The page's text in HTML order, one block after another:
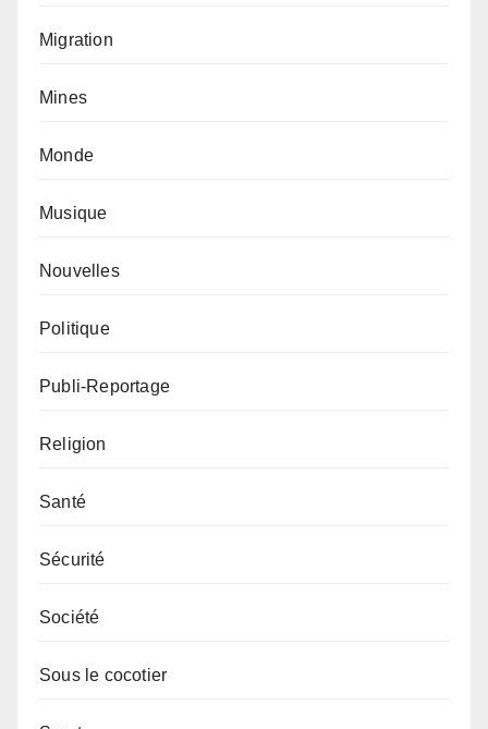
Migration
Mines
Monde
Musique
Nouvelles
Politique
Publi-Reportage
Religion
Santé
Sécurité
Société
Sous le cocotier